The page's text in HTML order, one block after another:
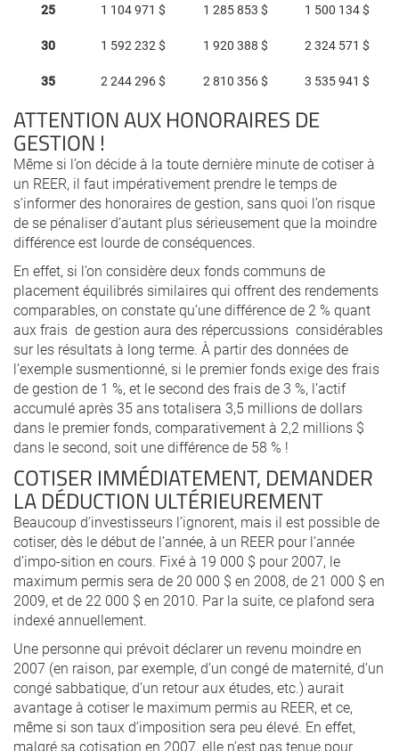
25 1 104 971 $ 1 285 853 $ 1 500 134 $
30 1 592 232 $ 1 920 388 $ 2 324 571 $
35 2 244 296 $ 2 810 356 $ 3 535 941 $
ATTENTION AUX HONORAIRES DE
GESTION !
Même si l’on décide à la toute dernière minute de cotiser à
un REER, il faut impérativement prendre le temps de
s’informer des honoraires de gestion, sans quoi l’on risque
de se pénaliser d’autant plus sérieusement que la moindre
différence est lourde de conséquences.
En effet, si l’on considère deux fonds communs de
placement équilibrés similaires qui offrent des rendements
comparables, on constate qu’une différence de 2 % quant
aux frais de gestion aura des répercussions considérables
sur les résultats à long terme. À partir des données de
l’exemple susmentionné, si le premier fonds exige des frais
de gestion de 1 %, et le second des frais de 3 %, l’actif
accumulé après 35 ans totalisera 3,5 millions de dollars
dans le premier fonds, comparativement à 2,2 millions $
dans le second, soit une différence de 58 % !
COTISER IMMÉDIATEMENT, DEMANDER
LA DÉDUCTION ULTÉRIEUREMENT
Beaucoup d’investisseurs l’ignorent, mais il est possible de
cotiser, dès le début de l’année, à un REER pour l’année
d’impo-sition en cours. Fixé à 19 000 $ pour 2007, le
maximum permis sera de 20 000 $ en 2008, de 21 000 $ en
2009, et de 22 000 $ en 2010. Par la suite, ce plafond sera
indexé annuellement.
Une personne qui prévoit déclarer un revenu moindre en
2007 (en raison, par exemple, d’un congé de maternité, d’un
congé sabbatique, d’un retour aux études, etc.) aurait
avantage à cotiser le maximum permis au REER, et ce,
même si son taux d’imposition sera peu élevé. En effet,
malgré sa cotisation en 2007, elle n’est pas tenue pour